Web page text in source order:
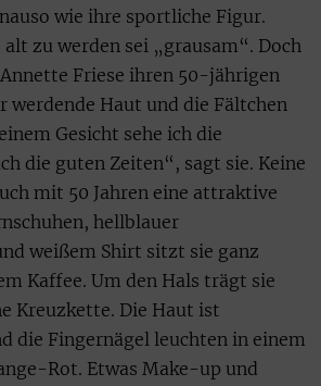
wie ihre sportliche Figur.
zu werden sei „grausam“. Doch
Friese ihren 50-jährigen
werdende Haut und die Fältchen
Gesicht sehe ich die
die guten Zeiten“, sagt sie. Keine
mit 50 Jahren eine attraktive
hellblauer
weißem Shirt sitzt sie ganz
Kaffee. Um den Hals trägt sie
Kreuzkette. Die Haut ist
die Fingernägel leuchten in einem
Rot. Etwas Make-up und